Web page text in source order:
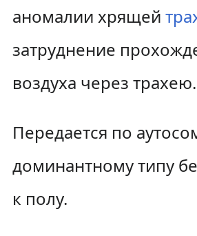
аномалии хрящей
затруднение
воздуха через трахею.
Передается по
доминантному типу
к полу.